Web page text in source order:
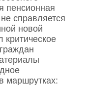
пенсионная
справляется
новой
маршрутках: